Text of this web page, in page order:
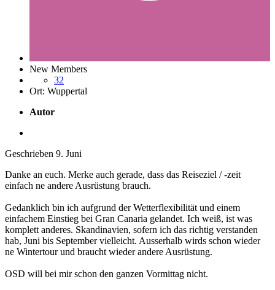
New Members
32
Ort: Wuppertal
Autor
Geschrieben 9. Juni
Danke an euch. Merke auch gerade, dass das Reiseziel / -zeit
einfach ne andere Ausrüstung brauch.
Gedanklich bin ich aufgrund der Wetterflexibilität und einem
einfachem Einstieg bei Gran Canaria gelandet. Ich weiß, ist was
komplett anderes. Skandinavien, sofern ich das richtig verstanden
hab, Juni bis September vielleicht. Ausserhalb wirds schon wieder
ne Wintertour und braucht wieder andere Ausrüstung.
OSD will bei mir schon den ganzen Vormittag nicht.